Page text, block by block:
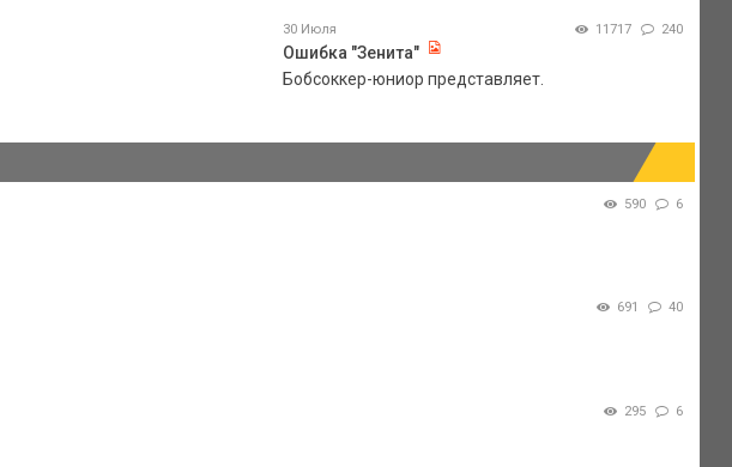
30 Июля 11717 240
Ошибка "Зенита"
Бобсоккер-юниор представляет.
590 6
691 40
295 6